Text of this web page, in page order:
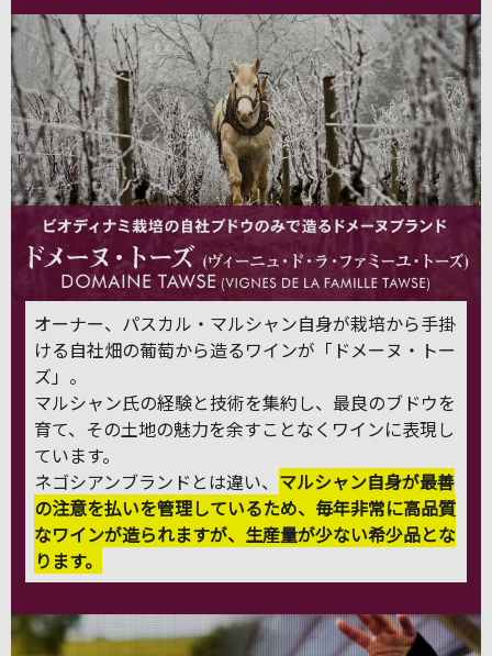
オーナー、パスカル・マルシャン自身が栽培から手掛
ける自社畑の葡萄から造るワインが「ドメーヌ・トー
ズ」。
マルシャン氏の経験と技術を集約し、最良のブドウを
育て、その土地の魅力を余すことなくワインに表現し
ています。
ネゴシアンブランドとは違い、 マルシャン自身が最善
の注意を払いを管理しているため、毎年非常に高品質
なワインが造られますが、生産量が少ない希少品とな
ります。